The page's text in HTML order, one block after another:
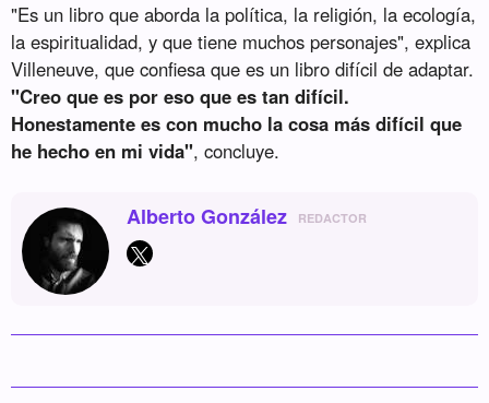
"Es un libro que aborda la política, la religión, la ecología,
la espiritualidad, y que tiene muchos personajes", explica
Villeneuve, que confiesa que es un libro difícil de adaptar.
"Creo que es por eso que es tan difícil.
Honestamente es con mucho la cosa más difícil que
he hecho en mi vida", concluye.
Alberto González REDACTOR